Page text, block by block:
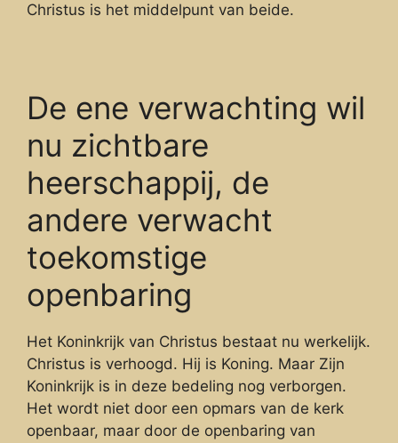
Christus is het middelpunt van beide.
De ene verwachting wil
nu zichtbare
heerschappij, de
andere verwacht
toekomstige
openbaring
Het Koninkrijk van Christus bestaat nu werkelijk.
Christus is verhoogd. Hij is Koning. Maar Zijn
Koninkrijk is in deze bedeling nog verborgen.
Het wordt niet door een opmars van de kerk
openbaar, maar door de openbaring van